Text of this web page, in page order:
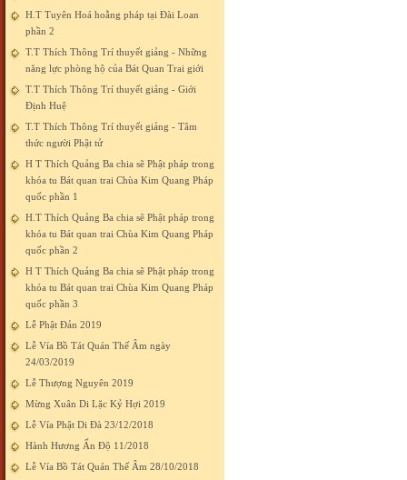
H.T Tuyên Hoá hoằng pháp tại Đài Loan
phần 2
T.T Thích Thông Trí thuyết giảng - Những
năng lực phòng hộ của Bát Quan Trai giới
T.T Thích Thông Trí thuyết giảng - Giới
Định Huệ
T.T Thích Thông Trí thuyết giảng - Tâm
thức người Phật tử
H T Thích Quảng Ba chia sẽ Phật pháp trong
khóa tu Bát quan trai Chùa Kim Quang Pháp
quốc phần 1
H.T Thích Quảng Ba chia sẽ Phật pháp trong
khóa tu Bát quan trai Chùa Kim Quang Pháp
quốc phần 2
H T Thích Quảng Ba chia sẽ Phật pháp trong
khóa tu Bát quan trai Chùa Kim Quang Pháp
quốc phần 3
Lễ Phật Đản 2019
Lễ Vía Bồ Tát Quán Thế Âm ngày
24/03/2019
Lễ Thượng Nguyên 2019
Mừng Xuân Di Lặc Kỷ Hợi 2019
Lễ Vía Phật Di Đà 23/12/2018
Hành Hương Ấn Độ 11/2018
Lễ Vía Bồ Tát Quán Thế Âm 28/10/2018